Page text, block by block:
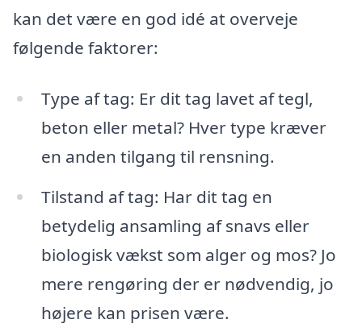
kan det være en god idé at overveje
følgende faktorer:
Type af tag: Er dit tag lavet af tegl,
beton eller metal? Hver type kræver
en anden tilgang til rensning.
Tilstand af tag: Har dit tag en
betydelig ansamling af snavs eller
biologisk vækst som alger og mos? Jo
mere rengøring der er nødvendig, jo
højere kan prisen være.